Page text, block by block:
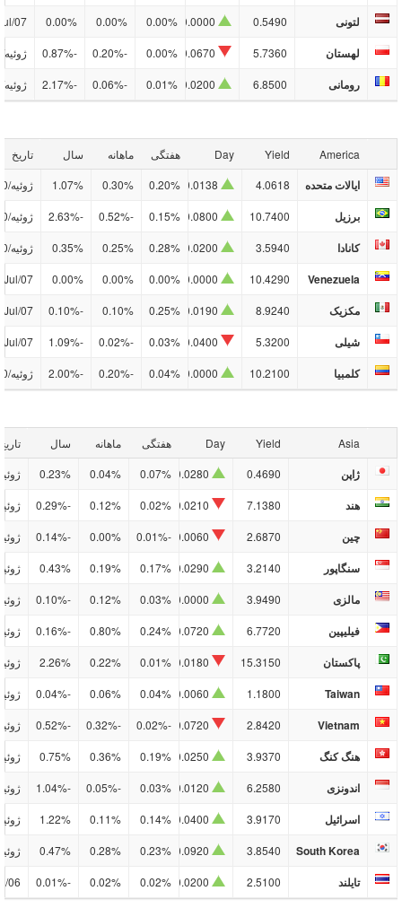
لتونی 0.5490
0.00%
0.00%
0.00%
07
لهستان 5.7360
0.00%
-0.20%
-0.87% ژوئیه/10
رومانی 6.8500
0.01%
-0.06%
-2.17% ژوئیه/10
America
Yield
Day هفتگی ماهانه سال تاریخ
ایالات متحده 4.0618
0.20%
0.30%
1.07% ژوئیه/10
برزیل 10.7400
0.15%
-0.52%
-2.63% ژوئیه/10
کانادا 3.5940
0.28%
0.25%
0.35% ژوئیه/10
Venezuela
10.4290
0.00%
0.00%
0.00%
Jul/07
مکزیک 8.9240
0.25%
0.10%
-0.10%
Jul/07
شیلی 5.3200
0.03%
-0.02%
-1.09%
Jul/07
کلمبیا 10.2100
0.04%
-0.20%
-2.00% ژوئیه/10
Asia
Yield
Day هفتگی ماهانه سال تاریخ
ژاپن 0.4690
0.07%
0.04%
0.23%
هند 7.1380
0.02%
0.12%
-0.29%
چین 2.6870
-0.01%
0.00%
-0.14%
سنگاپور 3.2140
0.17%
0.19%
0.43%
مالزی 3.9490
0.03%
0.12%
-0.10%
فیلیپین 6.7720
0.24%
0.80%
-0.16%
پاکستان 15.3150
0.01%
0.22%
2.26%
Taiwan
1.1800
0.04%
0.06%
-0.04%
Vietnam
2.8420
-0.02%
-0.32%
-0.52%
هنگ کنگ 3.9370
0.19%
0.36%
0.75%
اندونزی 6.2580
0.03%
-0.05%
-1.04%
اسرائيل 3.9170
0.14%
0.11%
1.22%
South Korea
3.8540
0.23%
0.28%
0.47%
تایلند 2.5100
0.02%
0.02%
-0.01%
06